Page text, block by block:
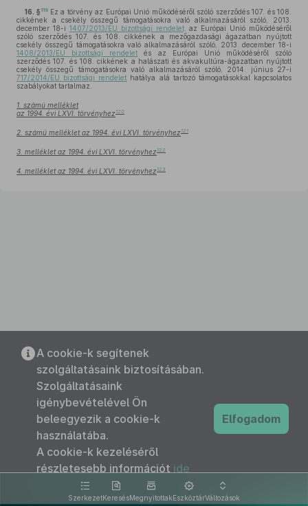
16. § 119 Ez a törvény az Európai Unió működéséről szóló szerződés 107. és 108.
cikkének a csekély összegű támogatásokra való alkalmazásáról szóló, 2013.
december 18-i 1407/2013/EU bizottsági rendelet, az Európai Unió működéséről
szóló szerződés 107. és 108. cikkének a mezőgazdasági ágazatban nyújtott
csekély összegű támogatásokra való alkalmazásáról szóló, 2013. december 18-i
1408/2013/EU bizottsági rendelet és az Európai Unió működéséről szóló
szerződés 107. és 108. cikkének a halászati és akvakultúra-ágazatban nyújtott
csekély összegű támogatásokra való alkalmazásáról szóló, 2014. június 27-i
717/2014/EU bizottsági rendelet hatálya alá tartozó támogatásokkal kapcsolatos
szabályokat tartalmaz.
1. számú melléklet
az 1994. évi LXVI. törvényhez 120
2. számú melléklet az 1994. évi LXVI. törvényhez 121
3. melléklet az 1994. évi LXVI. törvényhez 122
4. melléklet az 1994. évi LXVI. törvényhez 123
SzerkezetKeresésMegnyitottakEszköztárVáltozások
A cookie-k segítenek
szolgáltatásaink biztosításában.
Szolgáltatásaink
igénybevételével Ön
beleegyezik a cookie-k
használatába.
A cookie-k kezeléséről
részletesebb információt ide
kattintva olvashat.
Elfogadom